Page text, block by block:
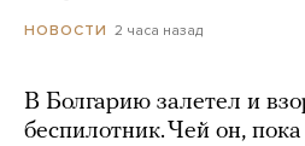
НОВОСТИ 2 часа назад
В Болгарию залетел и
беспилотник. Чей он,